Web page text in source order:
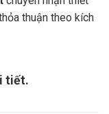
thuận theo kích
tiết.